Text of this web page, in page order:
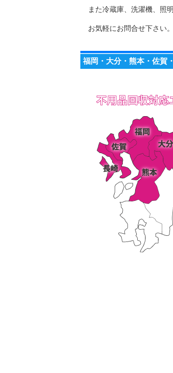
また冷蔵庫、洗濯機、照
お気軽にお問合せ下さい。
福岡・大分・熊本・佐賀